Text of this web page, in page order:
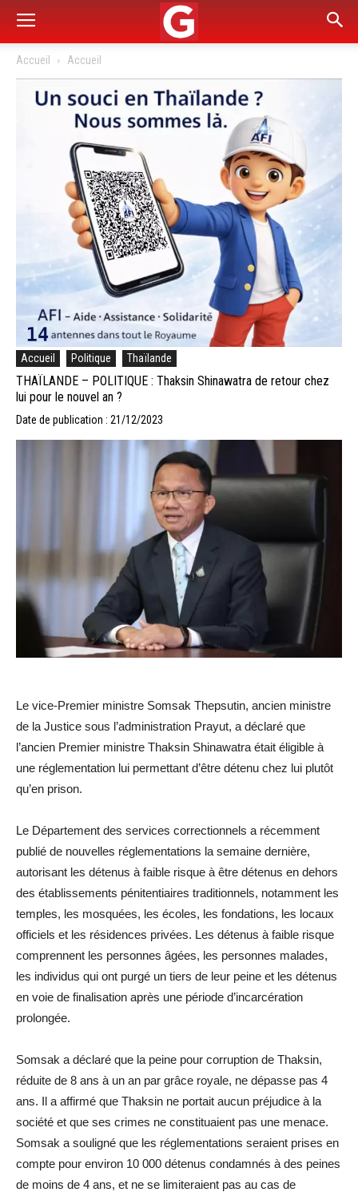
Accueil Accueil
Accueil Politique Thaïlande
THAÏLANDE – POLITIQUE : Thaksin Shinawatra de retour chez
lui pour le nouvel an ?
Date de publication : 21/12/2023
Le vice-Premier ministre Somsak Thepsutin, ancien ministre
de la Justice sous l’administration Prayut, a déclaré que
l’ancien Premier ministre Thaksin Shinawatra était éligible à
une réglementation lui permettant d’être détenu chez lui plutôt
qu’en prison.
Le Département des services correctionnels a récemment
publié de nouvelles réglementations la semaine dernière,
autorisant les détenus à faible risque à être détenus en dehors
des établissements pénitentiaires traditionnels, notamment les
temples, les mosquées, les écoles, les fondations, les locaux
officiels et les résidences privées. Les détenus à faible risque
comprennent les personnes âgées, les personnes malades,
les individus qui ont purgé un tiers de leur peine et les détenus
en voie de finalisation après une période d’incarcération
prolongée.
Somsak a déclaré que la peine pour corruption de Thaksin,
réduite de 8 ans à un an par grâce royale, ne dépasse pas 4
ans. Il a affirmé que Thaksin ne portait aucun préjudice à la
société et que ses crimes ne constituaient pas une menace.
Somsak a souligné que les réglementations seraient prises en
compte pour environ 10 000 détenus condamnés à des peines
de moins de 4 ans, et ne se limiteraient pas au cas de